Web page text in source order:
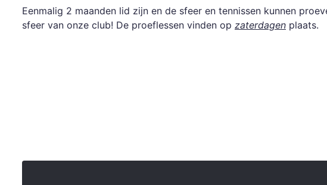
Eenmalig 2 maanden lid zijn en de sfeer en tennissen kunnen
sfeer van onze club! De proeflessen vinden op zaterdagen plaats.